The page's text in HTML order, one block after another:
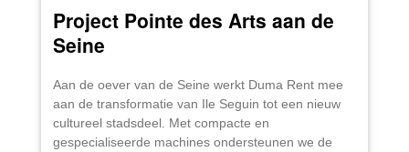
Project Pointe des Arts aan de
Seine
Aan de oever van de Seine werkt Duma Rent mee
aan de transformatie van Ile Seguin tot een nieuw
cultureel stadsdeel. Met compacte en
gespecialiseerde machines ondersteunen we de